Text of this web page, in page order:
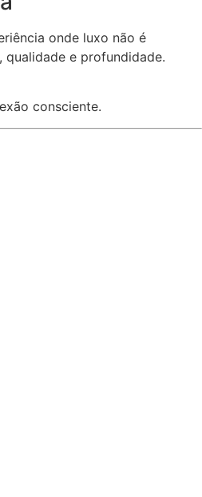
onde luxo não é
e profundidade.
consciente.